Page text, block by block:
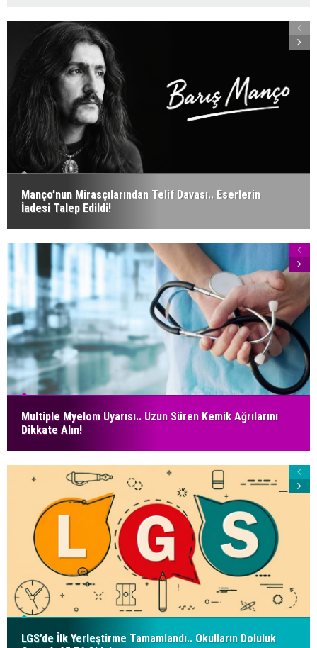
Manço’nun Mirasçılarından Telif Davası.. Eserlerin
İadesi Talep Edildi!
Multiple Myelom Uyarısı.. Uzun Süren Kemik Ağrılarını
Dikkate Alın!
LGS’de İlk Yerleştirme Tamamlandı.. Okulların Doluluk